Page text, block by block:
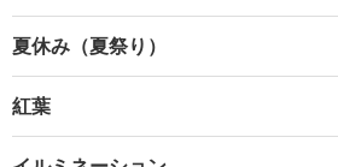
夏休み（夏祭り）
紅葉